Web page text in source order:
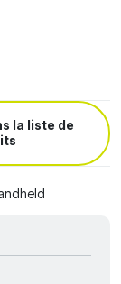
la liste de